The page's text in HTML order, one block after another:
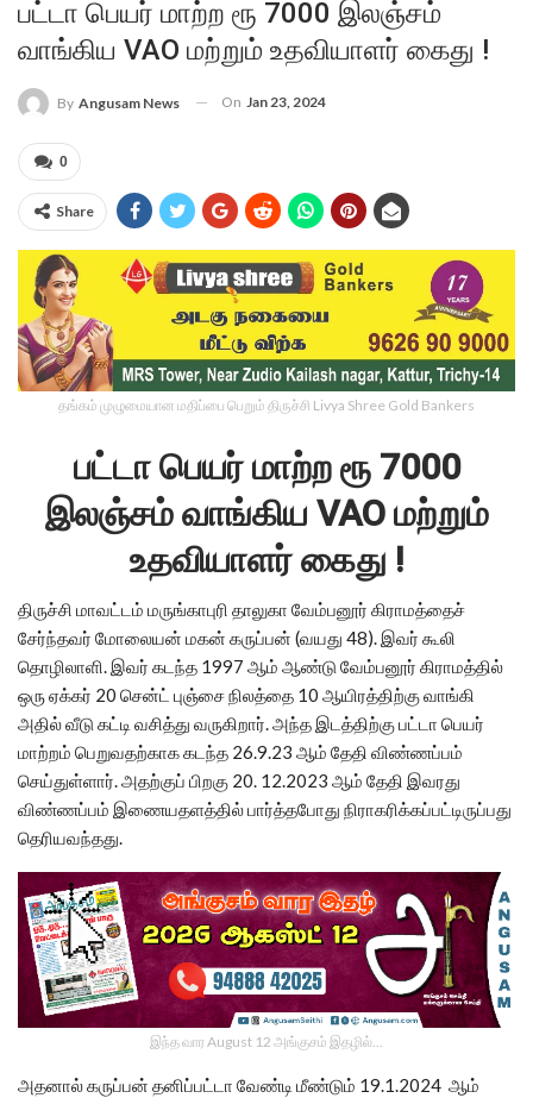
பட்டா பெயர் மாற்ற ரூ 7000 இலஞ்சம்
வாங்கிய VAO மற்றும் உதவியாளர் கைது !
By Angusam News On Jan 23, 2024
0
Share
தங்கம் முழுமையான மதிப்பை பெறும் திருச்சி Livya Shree Gold Bankers
பட்டா பெயர் மாற்ற ரூ 7000
இலஞ்சம் வாங்கிய VAO மற்றும்
உதவியாளர் கைது !
திருச்சி மாவட்டம் மருங்காபுரி தாலுகா வேம்பனூர் கிராமத்தைச்
சேர்ந்தவர் மோலையன் மகன் கருப்பன் (வயது 48). இவர் கூலி
தொழிலாளி. இவர் கடந்த 1997 ஆம் ஆண்டு வேம்பனூர் கிராமத்தில்
ஒரு ஏக்கர் 20 சென்ட் புஞ்சை நிலத்தை 10 ஆயிரத்திற்கு வாங்கி
அதில் வீடு கட்டி வசித்து வருகிறார். அந்த இடத்திற்கு பட்டா பெயர்
மாற்றம் பெறுவதற்காக கடந்த 26.9.23 ஆம் தேதி விண்ணப்பம்
செய்துள்ளார். அதற்குப் பிறகு 20. 12.2023 ஆம் தேதி இவரது
விண்ணப்பம் இணையதளத்தில் பார்த்தபோது நிராகரிக்கப்பட்டிருப்பது
தெரியவந்தது.
இந்த வார August 12 அங்குசம் இதழில்…
அதனால் கருப்பன் தனிப்பட்டா வேண்டி மீண்டும் 19.1.2024 ஆம்